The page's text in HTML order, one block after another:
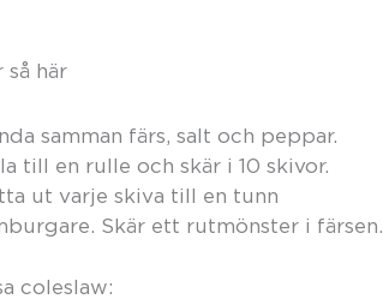
så här
samman färs, salt och peppar.
till en rulle och skär i 10 skivor.
ut varje skiva till en tunn
Skär ett rutmönster i färsen.
coleslaw: